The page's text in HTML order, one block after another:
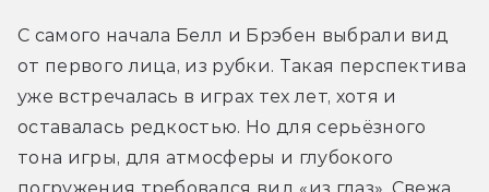
С самого начала Белл и Брэбен выбрали вид
от первого лица, из рубки. Такая перспектива
уже встречалась в играх тех лет, хотя и
оставалась редкостью. Но для серьёзного
тона игры, для атмосферы и глубокого